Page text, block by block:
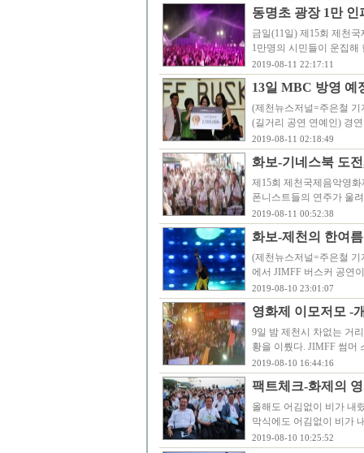
동명초 광장 1만
금일(11일) 제15회 제천
1만명의 시민들이 운집
2019-08-11 22:17:11
13일 MBC 방영
(제천뉴스저널=주은철 기
(길거리 공연 연예인) 경
2019-08-11 02:18:49
화보-기네스북 도
제15회 제천국제음악영
폰니스트들의 연주가 울
2019-08-11 00:52:38
화보-제천의 한여
(제천뉴스저널=주은철 기
에서 JIMFF 버스커 공연
2019-08-10 23:01:07
영화제 이모저모 -
9일 밤 제천시 차없는 거
황을 이뤘다. JIMFF 썸머
2019-08-10 16:44:16
팩트체크-화제의
올해도 어김없이 비가 내
막식에도 어김없이 비가
2019-08-10 10:25:52